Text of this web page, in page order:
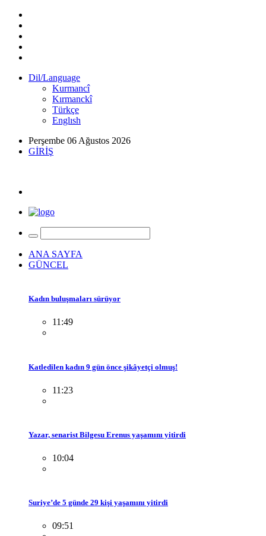
Dil/Language
Kurmancî
Kırmanckî
Türkçe
Englısh
Perşembe 06 Ağustos 2026
GİRİŞ
ANA SAYFA
GÜNCEL
Kadın buluşmaları sürüyor
11:49
Katledilen kadın 9 gün önce şikâyetçi olmuş!
11:23
Yazar, senarist Bilgesu Erenus yaşamını yitirdi
10:04
Suriye’de 5 günde 29 kişi yaşamını yitirdi
09:51